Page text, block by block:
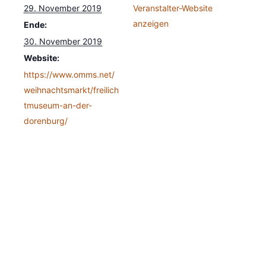
29. November 2019
Ende:
30. November 2019
Website:
https://www.omms.net/
weihnachtsmarkt/freilich
tmuseum-an-der-
dorenburg/
Veranstalter-Website
anzeigen